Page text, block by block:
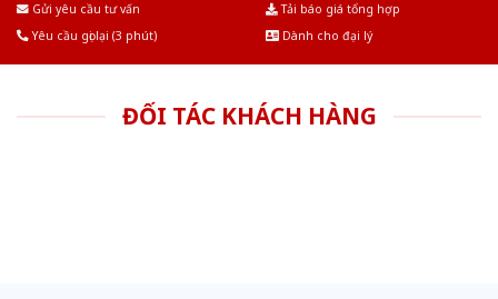
Gửi yêu cầu tư vấn
Tải báo giá tổng hợp
Yêu cầu gọi lại (3 phút)
Dành cho đại lý
ĐỐI TÁC KHÁCH HÀNG